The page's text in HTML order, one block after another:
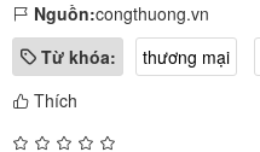
Nguồn:congthuong.vn
Từ khóa:
thương mại
Thích